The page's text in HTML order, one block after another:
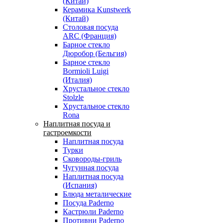
Керамика Kunstwerk
(Китай)
Столовая посуда
ARC (Франция)
Барное стекло
Дюробор (Бельгия)
Барное стекло
Bormioli Luigi
(Италия)
Хрустальное стекло
Stolzle
Хрустальное стекло
Rona
Наплитная посуда и
гастроемкости
Наплитная посуда
Турки
Сковороды-гриль
Чугунная посуда
Наплитная посуда
(Испания)
Блюда металические
Посуда Paderno
Кастрюли Paderno
Противни Paderno